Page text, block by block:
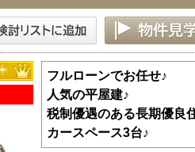
フルローンでお任せ♪
人気の平屋建♪
税制優遇のある長期優良
カースペース3台♪